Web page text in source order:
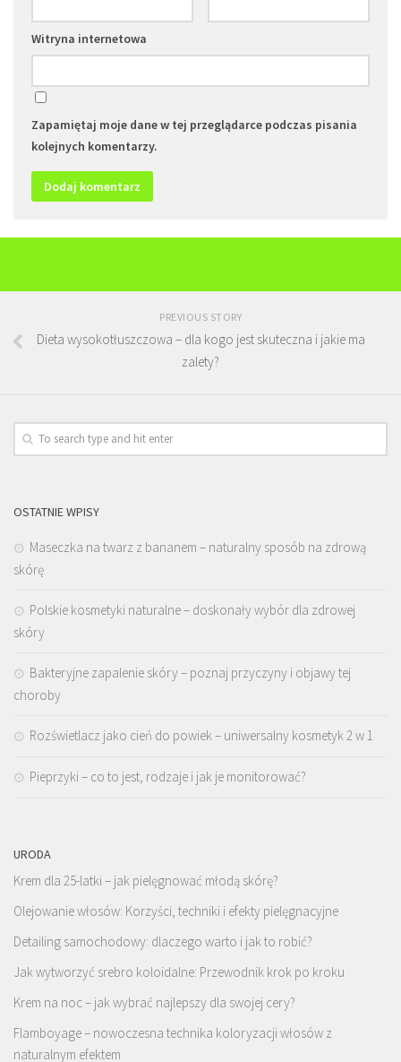
Witryna internetowa
Zapamiętaj moje dane w tej przeglądarce podczas pisania
kolejnych komentarzy.
PREVIOUS STORY
Dieta wysokotłuszczowa – dla kogo jest skuteczna i jakie ma
zalety?
OSTATNIE WPISY
Maseczka na twarz z bananem – naturalny sposób na zdrową
skórę
Polskie kosmetyki naturalne – doskonały wybór dla zdrowej
skóry
Bakteryjne zapalenie skóry – poznaj przyczyny i objawy tej
choroby
Rozświetlacz jako cień do powiek – uniwersalny kosmetyk 2 w 1
Pieprzyki – co to jest, rodzaje i jak je monitorować?
URODA
Krem dla 25-latki – jak pielęgnować młodą skórę?
Olejowanie włosów: Korzyści, techniki i efekty pielęgnacyjne
Detailing samochodowy: dlaczego warto i jak to robić?
Jak wytworzyć srebro koloidalne: Przewodnik krok po kroku
Krem na noc – jak wybrać najlepszy dla swojej cery?
Flamboyage – nowoczesna technika koloryzacji włosów z
naturalnym efektem